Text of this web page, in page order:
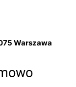
Warszawa